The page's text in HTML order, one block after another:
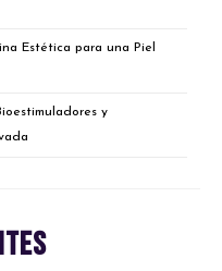
Estética para una Piel
y